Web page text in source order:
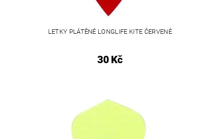
LETKY PLÁTĚNÉ LONGLIFE KITE ČERVENÉ
30 Kč